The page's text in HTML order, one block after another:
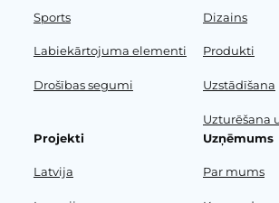
Sports
Labiekārtojuma elementi
Drošības segumi
Dizains
Produkti
Uzstādīšana
Uzturēšana
Projekti
Latvija
Uzņēmums
Par mums